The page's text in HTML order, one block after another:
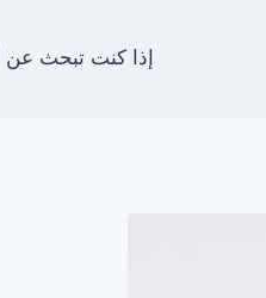
إذا كنت تبحث